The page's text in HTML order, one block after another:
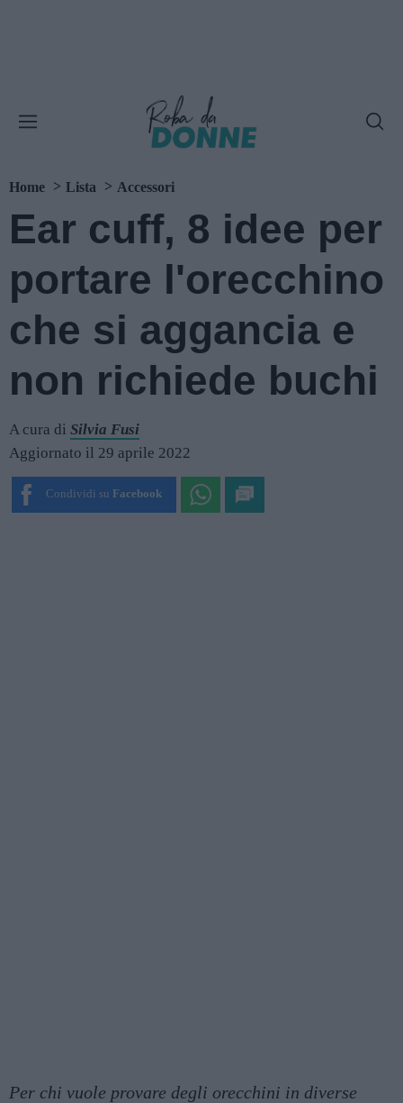
Home Lista Accessori
Ear cuff, 8 idee per
portare l'orecchino
che si aggancia e
non richiede buchi
A cura di Silvia Fusi
Aggiornato il 29 aprile 2022
Condividi su Facebook
Per chi vuole provare degli orecchini in diverse